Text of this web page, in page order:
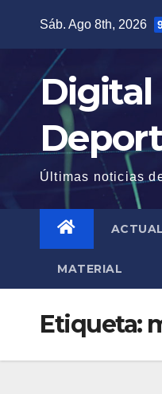
contenido
Sáb. Ago 8th, 2026
Digital
Últimas noticias
MATERIAL
Etiqueta: